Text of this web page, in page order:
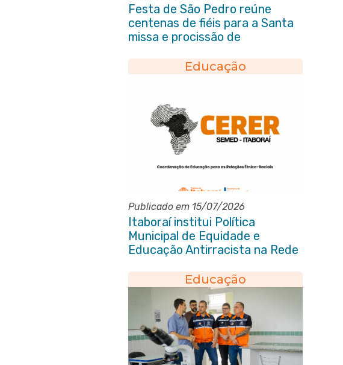
Festa de São Pedro reúne
centenas de fiéis para a Santa
missa e procissão de
Educação
Publicado em 15/07/2026
Itaboraí institui Política
Municipal de Equidade e
Educação Antirracista na Rede
Educação